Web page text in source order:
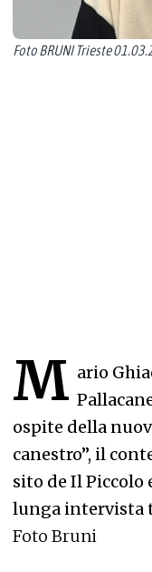
Foto BRUNI Trieste
M ario
ospite della
canestro”, il
sito de Il Piccolo
lunga intervista
Foto Bruni